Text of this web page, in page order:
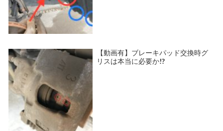
【動画有】ブレーキパッド交換時グ
リスは本当に必要か!?